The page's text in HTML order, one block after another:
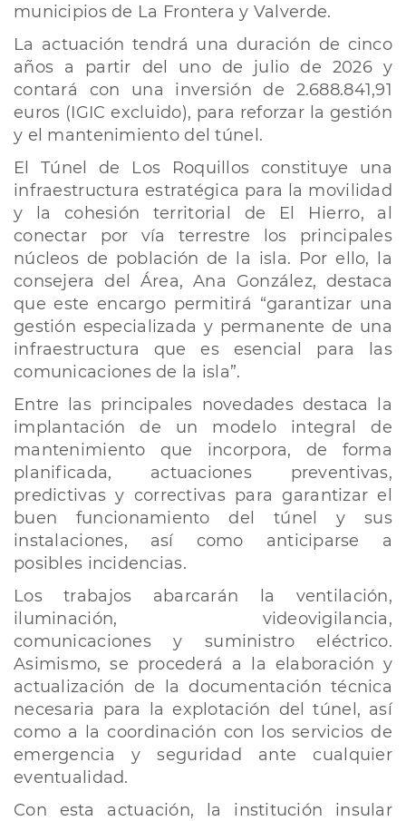
municipios de La Frontera y Valverde.
La actuación tendrá una duración de cinco
años a partir del uno de julio de 2026 y
contará con una inversión de 2.688.841,91
euros (IGIC excluido), para reforzar la gestión
y el mantenimiento del túnel.
El Túnel de Los Roquillos constituye una
infraestructura estratégica para la movilidad
y la cohesión territorial de El Hierro, al
conectar por vía terrestre los principales
núcleos de población de la isla. Por ello, la
consejera del Área, Ana González, destaca
que este encargo permitirá “garantizar una
gestión especializada y permanente de una
infraestructura que es esencial para las
comunicaciones de la isla”.
Entre las principales novedades destaca la
implantación de un modelo integral de
mantenimiento que incorpora, de forma
planificada, actuaciones preventivas,
predictivas y correctivas para garantizar el
buen funcionamiento del túnel y sus
instalaciones, así como anticiparse a
posibles incidencias.
Los trabajos abarcarán la ventilación,
iluminación, videovigilancia,
comunicaciones y suministro eléctrico.
Asimismo, se procederá a la elaboración y
actualización de la documentación técnica
necesaria para la explotación del túnel, así
como a la coordinación con los servicios de
emergencia y seguridad ante cualquier
eventualidad.
Con esta actuación, la institución insular